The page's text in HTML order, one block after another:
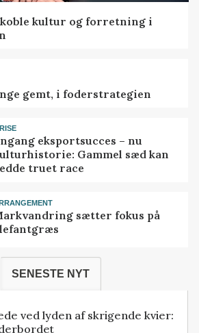
koble kultur og forretning i
gemt, i foderstrategien
eksportsucces – nu
Gammel sæd kan
truet race
sætter fokus på
SENESTE NYT
ved lyden af skrigende kvier: